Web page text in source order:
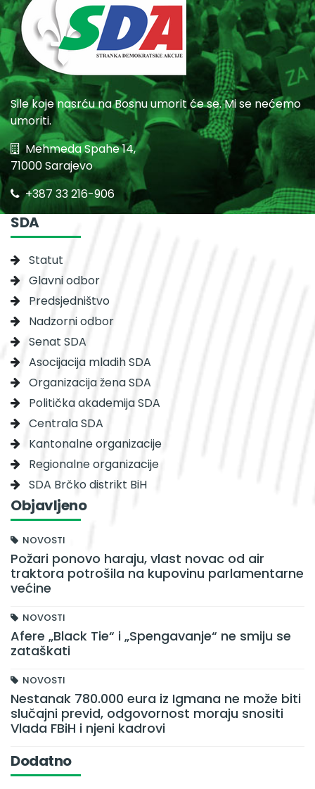
Sile koje nasrću na Bosnu umorit će se. Mi se nećemo
umoriti.
Mehmeda Spahe 14,
71000 Sarajevo
+387 33 216-906
SDA
Statut
Glavni odbor
Predsjedništvo
Nadzorni odbor
Senat SDA
Asocijacija mladih SDA
Organizacija žena SDA
Politička akademija SDA
Centrala SDA
Kantonalne organizacije
Regionalne organizacije
SDA Brčko distrikt BiH
Objavljeno
NOVOSTI
Požari ponovo haraju, vlast novac od air
traktora potrošila na kupovinu parlamentarne
većine
NOVOSTI
Afere „Black Tie“ i „Spengavanje“ ne smiju se
zataškati
NOVOSTI
Nestanak 780.000 eura iz Igmana ne može biti
slučajni previd, odgovornost moraju snositi
Vlada FBiH i njeni kadrovi
Dodatno